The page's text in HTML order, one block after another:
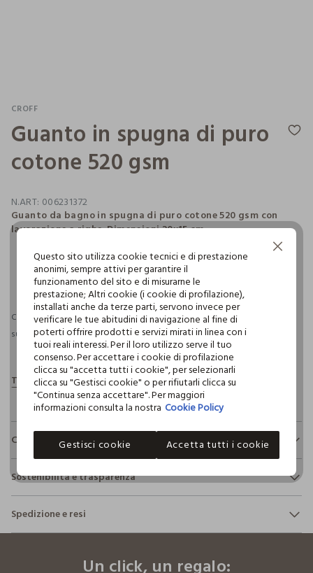
CROFF
Guanto in spugna di puro
cotone 520 gsm
N.ART: 006231372
Guanto da bagno in spugna di puro cotone 520 gsm con
lavorazione a righe. Dimensioni 20x15 cm.
pdp.loyalty.section.advantages
Consegna prevista entro il 09/08/2026 e spedizione gratuita per ordini
superiori a 30€ se possiedi una CROFF Club.Maggiori informazioni
Composizione e cura
Composizione:
100% COTONE
TEMPERATURA MASSIMA 40°C - PROCEDURA
NORMALE
Sostenibilità e trasparenza
Sicurezza
Il 100% dei nostri articoli viene sottoposto a test chimico-
fisici, per verificarne il rispetto dei limiti che abbiamo
restrittivi rispetto a quelli previsti dalla normativa
internazionale.
Spedizione e resi
Un click, un regalo:
Questo sito utilizza cookie tecnici e di prestazione
anonimi, sempre attivi per garantire il
funzionamento del sito e di misurarne le
prestazione; Altri cookie (i cookie di profilazione),
installati anche da terze parti, servono invece per
verificare le tue abitudini di navigazione al fine di
poterti offrire prodotti e servizi mirati in linea con i
tuoi reali interessi. Per il loro utilizzo serve il tuo
consenso. Per accettare i cookie di profilazione
clicca su "accetta tutti i cookie", per selezionarli
clicca su "Gestisci cookie" o per rifiutarli clicca su
"Continua senza accettare". Per maggiori
informazioni consulta la nostra Cookie Policy
Gestisci cookie Accetta tutti i cookie
Continua senza accettare